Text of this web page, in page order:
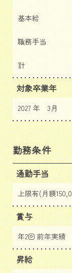
基本給
職務手当
計
対象卒業年
2027 年 3月
勤務条件
通勤手当
上限有(月額
賞与
年2回 前年実
昇給